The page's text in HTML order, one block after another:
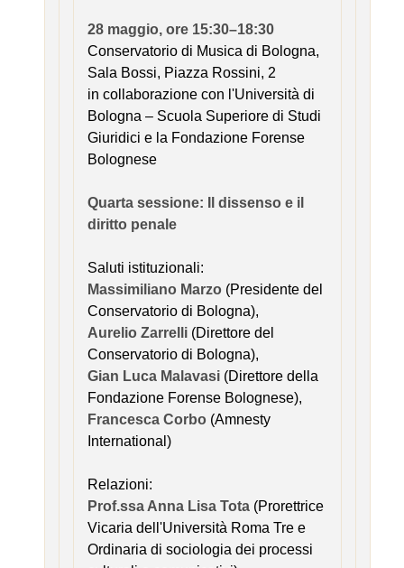
28 maggio, ore 15:30–18:30
Conservatorio di Musica di Bologna,
Sala Bossi, Piazza Rossini, 2
in collaborazione con l'Università di
Bologna – Scuola Superiore di Studi
Giuridici e la Fondazione Forense
Bolognese
Quarta sessione: Il dissenso e il
diritto penale
Saluti istituzionali:
Massimiliano Marzo (Presidente del
Conservatorio di Bologna),
Aurelio Zarrelli (Direttore del
Conservatorio di Bologna),
Gian Luca Malavasi (Direttore della
Fondazione Forense Bolognese),
Francesca Corbo (Amnesty
International)
Relazioni:
Prof.ssa Anna Lisa Tota (Prorettrice
Vicaria dell'Università Roma Tre e
Ordinaria di sociologia dei processi